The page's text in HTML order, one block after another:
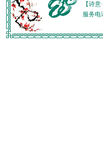
【诗
服务电